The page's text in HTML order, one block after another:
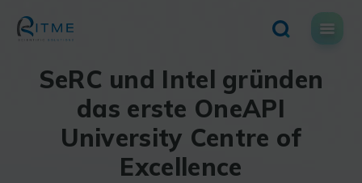
content
SeRC und Intel gründen
das erste OneAPI
University Centre of
Excellence